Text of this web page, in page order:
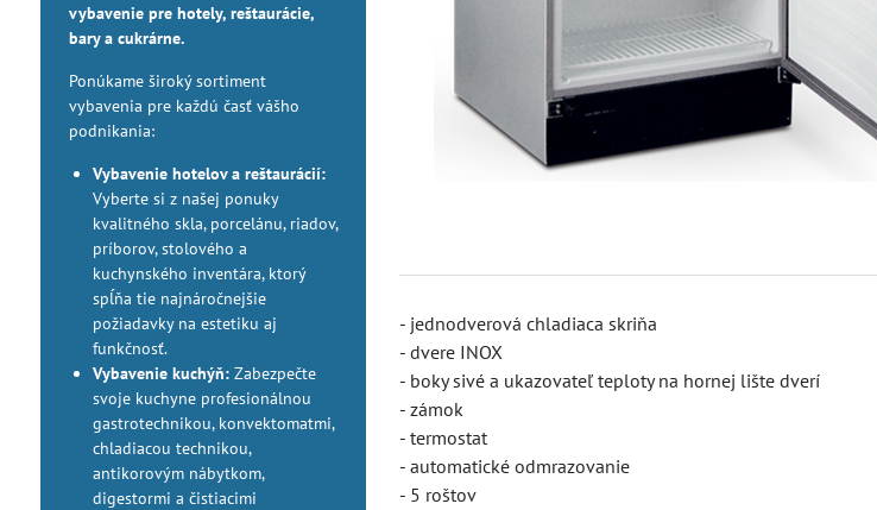
- jednodverová chladiaca skriňa
- dvere INOX
- boky sivé a ukazovateľ teploty na hornej lište dverí
- zámok
- termostat
- automatické odmrazovanie
- 5 roštov
vybavenie pre hotely, reštaurácie,
bary a cukrárne.
Ponúkame široký sortiment
vybavenia pre každú časť vášho
podnikania:
Vybavenie hotelov a reštaurácií:
Vyberte si z našej ponuky
kvalitného skla, porcelánu, riadov,
príborov, stolového a
kuchynského inventára, ktorý
spĺňa tie najnáročnejšie
požiadavky na estetiku aj
funkčnosť.
Vybavenie kuchýň:Zabezpečte
svoje kuchyne profesionálnou
gastrotechnikou, konvektomatmi,
chladiacou technikou,
antikorovým nábytkom,
digestormi a čistiacimi